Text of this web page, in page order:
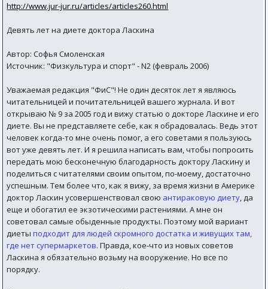
http://www.jur-jur.ru/articles/articles260.html
Девять лет на диете доктора Ласкина
Автор: Софья Смоленская
Источник: "Физкультура и спорт" - N2 (февраль 2006)
Уважаемая редакция "ФиС"! Не один десяток лет я являюсь
читательницей и почитательницей вашего журнала. И вот
открываю № 9 за 2005 год и вижу статью о докторе Ласкине и его
диете. Вы не представляете себе, как я обрадовалась. Ведь этот
человек когда-то мне очень помог, а его советами я пользуюсь
вот уже девять лет. И я решила написать вам, чтобы попросить
передать мою бесконечную благодарность доктору Ласкину и
поделиться с читателями своим опытом, по-моему, достаточно
успешным. Тем более что, как я вижу, за время жизни в Америке
доктор Ласкин усовершенствовал свою антираковую диету, да
еще и обогатил ее экзотическими растениями. А мне он
советовал самые обыденные продукты. Поэтому мой вариант
диетыподходит для людей скромного достатка и живущих там,
где нет супермаркетов. Правда, кое-что из новых советов
Ласкина я обязательно возьму на вооружение. Но все по
порядку.